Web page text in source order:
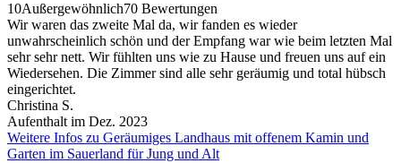
10Außergewöhnlich70 Bewertungen
Wir waren das zweite Mal da, wir fanden es wieder
unwahrscheinlich schön und der Empfang war wie beim letzten Mal
sehr sehr nett. Wir fühlten uns wie zu Hause und freuen uns auf ein
Wiedersehen. Die Zimmer sind alle sehr geräumig und total hübsch
eingerichtet.
Christina S.
Aufenthalt im Dez. 2023
Weitere Infos zu Geräumiges Landhaus mit offenem Kamin und
Garten im Sauerland für Jung und Alt